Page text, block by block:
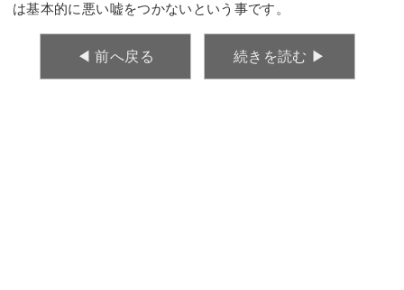
は基本的に悪い嘘をつかないという事です。
◀︎ 前へ戻る 続きを読む ▶︎